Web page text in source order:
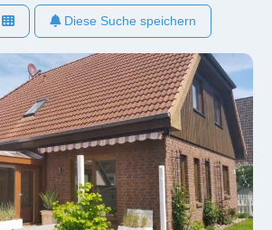
Diese Suche speichern